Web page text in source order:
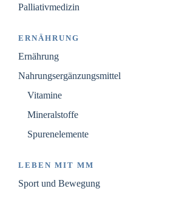
Palliativmedizin
ERNÄHRUNG
Ernährung
Nahrungsergänzungsmittel
Vitamine
Mineralstoffe
Spurenelemente
LEBEN MIT MM
Sport und Bewegung